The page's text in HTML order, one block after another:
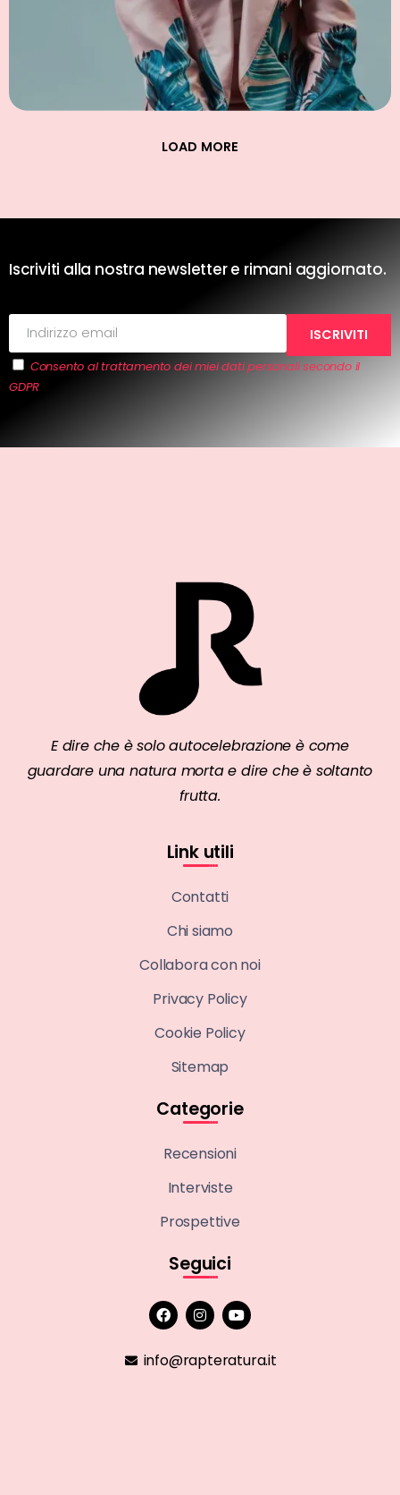
LOAD MORE
Iscriviti alla nostra newsletter e rimani aggiornato.
Consento al trattamento dei miei dati personali secondo il
GDPR
E dire che è solo autocelebrazione è come
guardare una natura morta e dire che è soltanto
frutta.
Link utili
Contatti
Chi siamo
Collabora con noi
Privacy Policy
Cookie Policy
Sitemap
Categorie
Recensioni
Interviste
Prospettive
Seguici
info@rapteratura.it